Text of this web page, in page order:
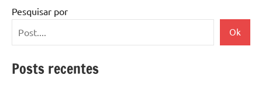
Pesquisar por
Ok
Posts recentes